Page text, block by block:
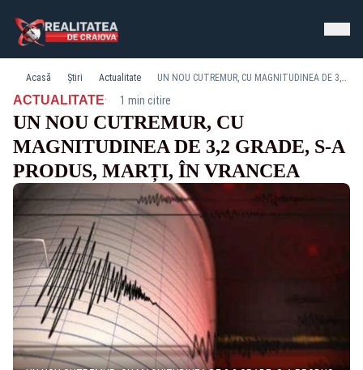
Acasă Știri Actualitate UN NOU CUTREMUR, CU MAGNITUDINEA DE 3,2 GRADE, S-A PRODUS, MARȚI, ÎN VRANCEA
ACTUALITATE· 1 min citire
UN NOU CUTREMUR, CU
MAGNITUDINEA DE 3,2 GRADE, S-A
PRODUS, MARȚI, ÎN VRANCEA